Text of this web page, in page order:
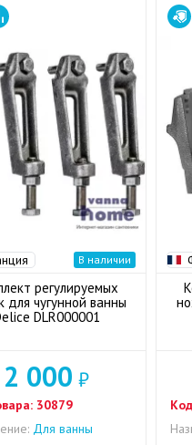
В наличии
регулируемых
для чугунной ванны
DLR000001
2 000 ₽
30879
Для ванны